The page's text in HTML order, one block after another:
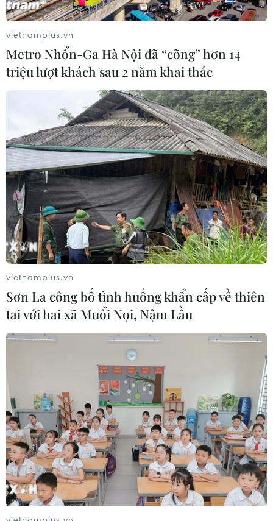
Hỏi đáp COVID-19: Trẻ em chưa
được tiêm COVID-19, liệu có đáng lo?
21/09/2021 03:31
Hiện tại, vẫn chưa có vaccine dành cho trẻ dưới 12 tuổi.
Vì thế, chúng ta cần lưu ý một số phương pháp giúp
giảm rủi ro nếu trẻ mắc và nhiễm COVID-19.
Hỏi đáp COVID-19: Người ngoại
tỉnh có được vào Hà Nội sau giãn cách?
23/09/2021 02:39
Sau khi Hà Nội nới lỏng giãn cách từ 21/9, một trong
những vấn đề được quan tâm nhiều nhất là thủ tục để
ra vào thủ đô. Liệu có cần giấy chứng nhận xét nghiệm
hay thẻ xanh COVID-19?
vietnamplus.vn
Metro Nhổn-Ga Hà Nội đã “cõng” hơn 14
triệu lượt khách sau 2 năm khai thác
vietnamplus.vn
Sơn La công bố tình huống khẩn cấp về thiên
tai với hai xã Muổi Nọi, Nậm Lầu